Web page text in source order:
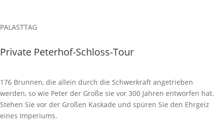
PALASTTAG
Private Peterhof-Schloss-Tour
176 Brunnen, die allein durch die Schwerkraft angetrieben
werden, so wie Peter der Große sie vor 300 Jahren entworfen hat.
Stehen Sie vor der Großen Kaskade und spüren Sie den Ehrgeiz
eines Imperiums.